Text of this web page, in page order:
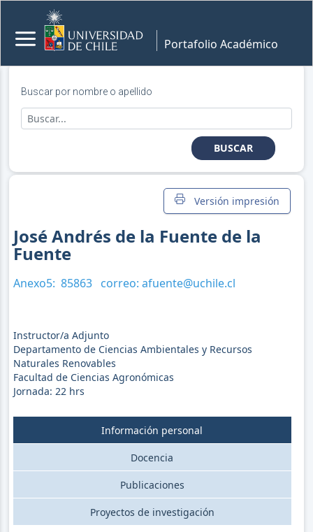
Portafolio Académico
Buscar por nombre o apellido
BUSCAR
Versión impresión
José Andrés de la Fuente de la
Fuente
Anexo5: 85863 correo: afuente@uchile.cl
Instructor/a Adjunto
Departamento de Ciencias Ambientales y Recursos
Naturales Renovables
Facultad de Ciencias Agronómicas
Jornada: 22hrs
Información personal
Docencia
Publicaciones
Proyectos de investigación